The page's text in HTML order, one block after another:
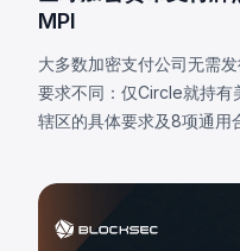
MPI
大多数加密支付公司无需
要求不同：仅Circle就持
辖区的具体要求及8项通用